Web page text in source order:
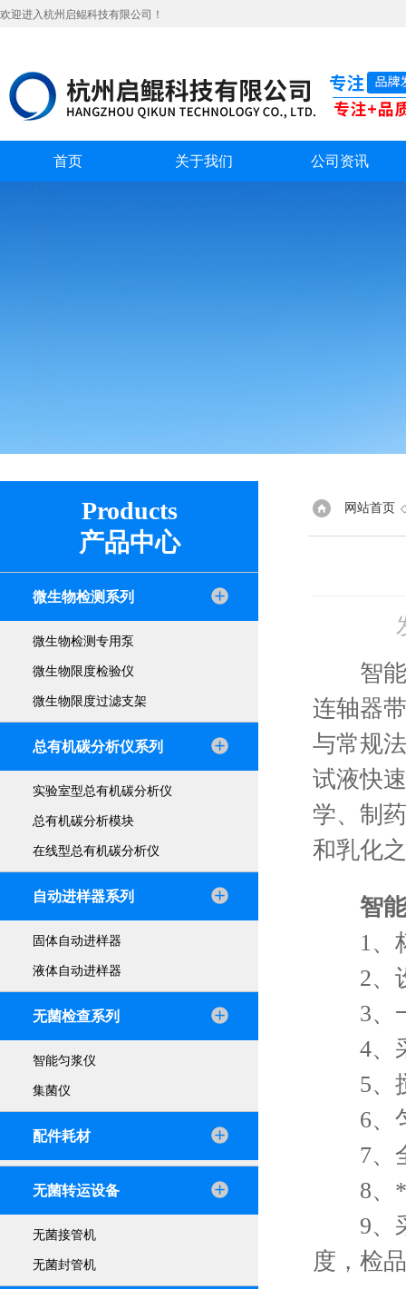
欢迎进入杭州启鲲科技有限公司！
首页 关于我们 公司资讯
Products
产品中心
微生物检测系列
微生物检测专用泵
微生物限度检验仪
微生物限度过滤支架
总有机碳分析仪系列
实验室型总有机碳分析仪
总有机碳分析模块
在线型总有机碳分析仪
自动进样器系列
固体自动进样器
液体自动进样器
无菌检查系列
智能匀浆仪
集菌仪
配件耗材
无菌转运设备
无菌接管机
无菌封管机
网站首页
智能
连轴器
与常规
试液快
学、制
和乳化
智
1、杯
2、设
3、一
4、采
5、搅
6、匀
7、全
8、*
9、采
度，检